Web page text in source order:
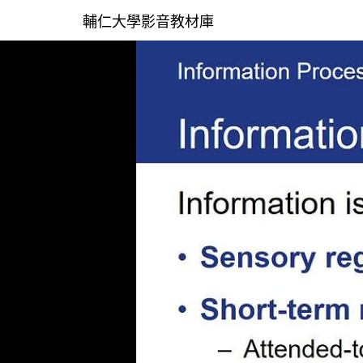
輔仁大學影音教材庫